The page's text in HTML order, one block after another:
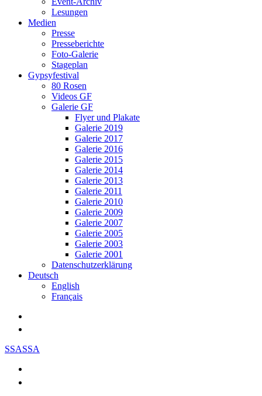
Lesungen
Medien
Presse
Presseberichte
Foto-Galerie
Stageplan
Gypsyfestival
80 Rosen
Videos GF
Galerie GF
Flyer und Plakate
Galerie 2019
Galerie 2017
Galerie 2016
Galerie 2015
Galerie 2014
Galerie 2013
Galerie 2011
Galerie 2010
Galerie 2009
Galerie 2007
Galerie 2005
Galerie 2003
Galerie 2001
Datenschutzerklärung
Deutsch
English
Français
SSASSA